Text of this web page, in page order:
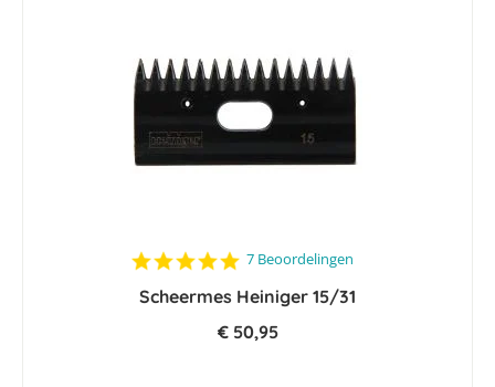
4.9
rating
7 Beoordelingen
Scheermes Heiniger 15/31
€ 50,95